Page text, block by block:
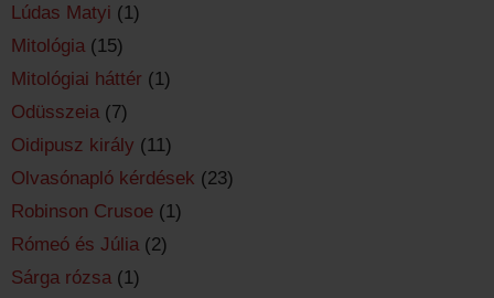
Lúdas Matyi (1)
Mitológia (15)
Mitológiai háttér (1)
Odüsszeia (7)
Oidipusz király (11)
Olvasónapló kérdések (23)
Robinson Crusoe (1)
Rómeó és Júlia (2)
Sárga rózsa (1)